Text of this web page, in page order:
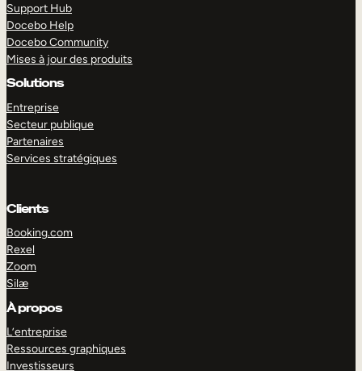
Support Hub
Docebo Help
Docebo Community
Mises à jour des produits
Solutions
Entreprise
Secteur publique
Partenaires
Services stratégiques
Clients
Booking.com
Rexel
Zoom
Silæ
À propos
L’entreprise
Ressources graphiques
Investisseurs